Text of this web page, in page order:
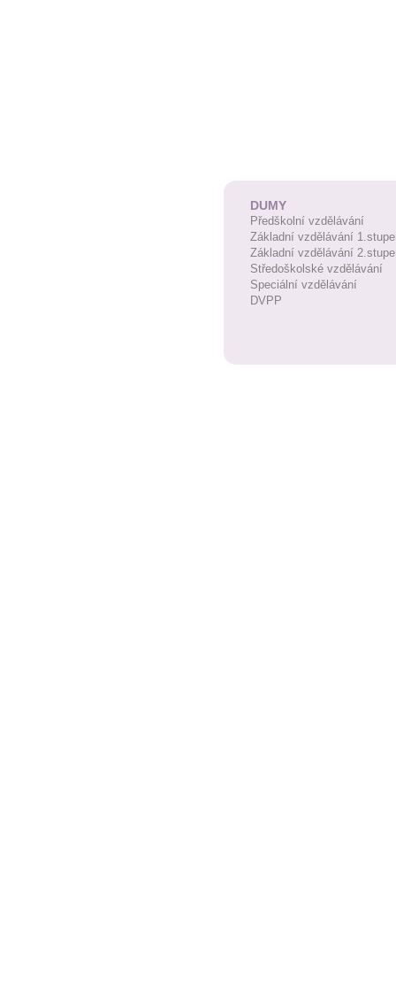
DUMY
Předškolní vzdělávání
Základní vzdělávání
Základní vzdělávání
Středoškolské vzdělávání
Speciální vzdělávání
DVPP